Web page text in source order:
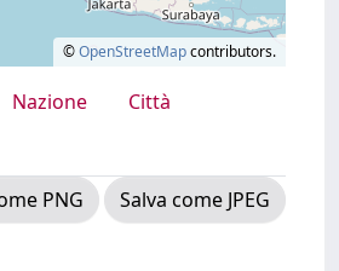
©OpenStreetMapcontributors.
Nazione
Città
PNG
Salva come JPEG